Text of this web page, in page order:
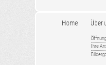
Home Über
Ihre